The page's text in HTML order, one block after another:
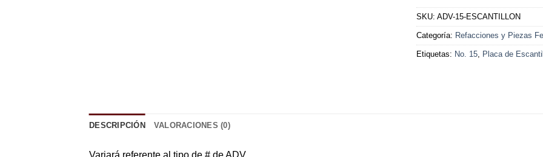
SKU: ADV-15-ESCANTILLON
Categoría: Refacciones y Piezas
Etiquetas: No. 15 Placa de
DESCRIPCIÓN VALORACIONES (0)
Variará referente al tipo de # de ADV